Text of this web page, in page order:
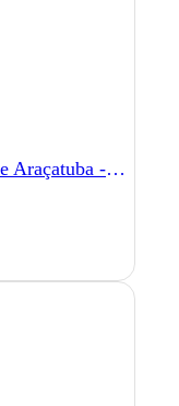
Terminal Rodoviário de Araçatuba - Araçatuba - SP